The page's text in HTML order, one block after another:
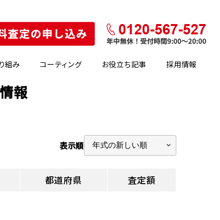
組み コーティング お役立ち記事 採用情報
報
表示順
都道府県 査定額